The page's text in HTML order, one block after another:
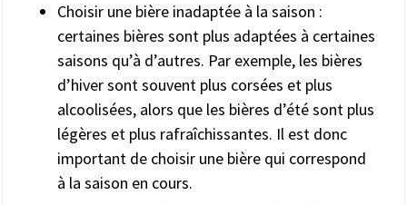
Choisir une bière inadaptée à la saison :
certaines bières sont plus adaptées à certaines
saisons qu’à d’autres. Par exemple, les bières
d’hiver sont souvent plus corsées et plus
alcoolisées, alors que les bières d’été sont plus
légères et plus rafraîchissantes. Il est donc
important de choisir une bière qui correspond
à la saison en cours.